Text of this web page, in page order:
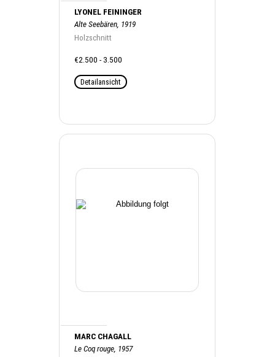
LYONEL FEININGER
Alte Seebären, 1919
Holzschnitt
€2.500 - 3.500
Detailansicht
MARC CHAGALL
Le Coq rouge, 1957